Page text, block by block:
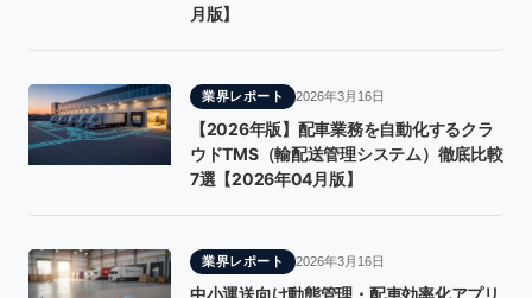
月版】
業界レポート 2026年3月16日
【2026年版】配車業務を自動化するクラ
ウドTMS（輸配送管理システム）徹底比較
7選【2026年04月版】
業界レポート 2026年3月16日
中小運送向け動態管理・配車効率化アプリ